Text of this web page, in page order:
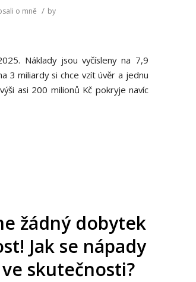
o mně / by
Náklady jsou vyčísleny na 7,9
3 miliardy si chce vzít úvěr a jednu
asi 200 milionů Kč pokryje navíc
žádný dobytek
Jak se nápady
skutečnosti?